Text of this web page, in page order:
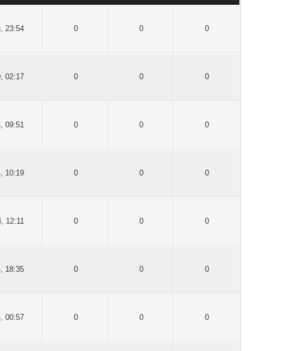
23:54 0 0 0
02:17 0 0 0
09:51 0 0 0
10:19 0 0 0
12:11 0 0 0
18:35 0 0 0
00:57 0 0 0